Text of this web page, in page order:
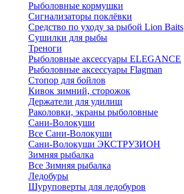
Рыболовные кормушки
Сигнализаторы поклёвки
Средство по уходу за рыбой Lion Baits
Сушилки для рыбы
Треноги
Рыболовные аксессуары ELEGANCE
Рыболовные аксессуары Flagman
Стопор для бойлов
Кивок зимний, сторожок
Держатели для удилищ
Раколовки, экраны рыболовные
Сани-Волокуши
Все Сани-Волокуши
Сани-Волокуши ЭКСТРУЗИОН
Зимняя рыбалка
Все Зимняя рыбалка
Ледобуры
Шуруповерты для ледобуров